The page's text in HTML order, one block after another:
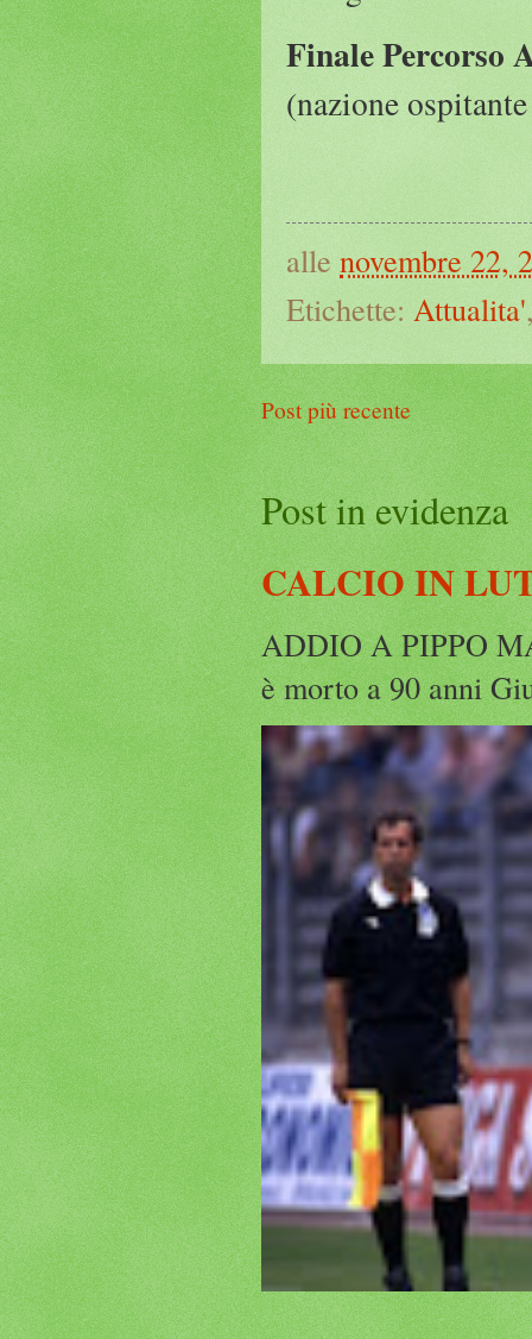
Finale Percorso
(nazione
alle novembre 22,
Etichette: Attualita'
Post più recente
Post in evidenza
CALCIO IN
ADDIO A PIPPO
è morto a 90 anni